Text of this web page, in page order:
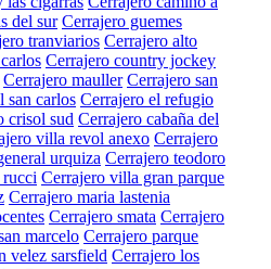
del sur Cerrajero guemes
tranviarios Cerrajero alto
Cerrajero country jockey
Cerrajero mauller Cerrajero san
san carlos Cerrajero el refugio
crisol sud Cerrajero cabaña del
villa revol anexo Cerrajero
urquiza Cerrajero teodoro
rucci Cerrajero villa gran parque
Cerrajero maria lastenia
Cerrajero smata Cerrajero
marcelo Cerrajero parque
velez sarsfield Cerrajero los